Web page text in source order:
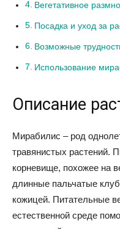
Вегетативное
Посадка и уход за
Возможные
Использование
Описание
Мирабилис – род
травянистых растений.
корневище, похожее на
длинные пальчатые
кожицей. Питательные
естественной среде